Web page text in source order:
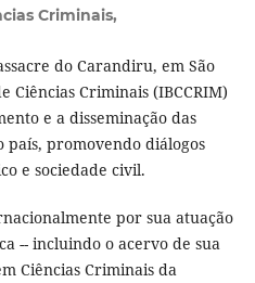
Criminais,
do Carandiru, em São
Ciências Criminais (IBCCRIM)
e a disseminação das
país, promovendo diálogos
e sociedade civil.
por sua atuação
-- incluindo o acervo de sua
Ciências Criminais da